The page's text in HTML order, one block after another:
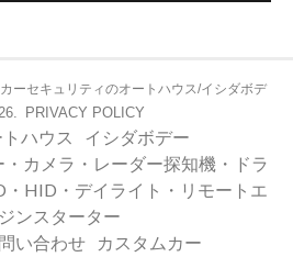
ーセキュリティのオートハウス/イシダボデ
PRIVACY POLICY
ハウス
イシダボデー
カメラ・レーダー探知機・ドラ
・HID・デイライト・リモートエ
ンスターター
い合わせ カスタムカー